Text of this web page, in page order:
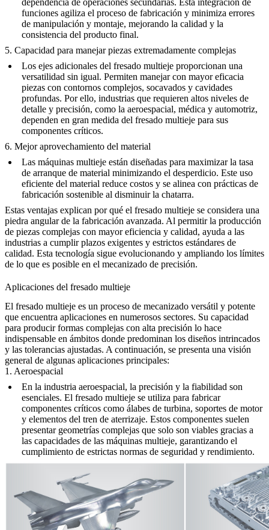
dependencia de operaciones secundarias. Esta integración de
funciones agiliza el proceso de fabricación y minimiza errores
de manipulación y montaje, mejorando la calidad y la
consistencia del producto final.
5. Capacidad para manejar piezas extremadamente complejas
Los ejes adicionales del fresado multieje proporcionan una
versatilidad sin igual. Permiten manejar con mayor eficacia
piezas con contornos complejos, socavados y cavidades
profundas. Por ello, industrias que requieren altos niveles de
detalle y precisión, como la aeroespacial, médica y automotriz,
dependen en gran medida del fresado multieje para sus
componentes críticos.
6. Mejor aprovechamiento del material
Las máquinas multieje están diseñadas para maximizar la tasa
de arranque de material minimizando el desperdicio. Este uso
eficiente del material reduce costos y se alinea con prácticas de
fabricación sostenible al disminuir la chatarra.
Estas ventajas explican por qué el fresado multieje se considera una
piedra angular de la fabricación avanzada. Al permitir la producción
de piezas complejas con mayor eficiencia y calidad, ayuda a las
industrias a cumplir plazos exigentes y estrictos estándares de
calidad. Esta tecnología sigue evolucionando y ampliando los límites
de lo que es posible en el mecanizado de precisión.
Aplicaciones del fresado multieje
El fresado multieje es un proceso de mecanizado versátil y potente
que encuentra aplicaciones en numerosos sectores. Su capacidad
para producir formas complejas con alta precisión lo hace
indispensable en ámbitos donde predominan los diseños intrincados
y las tolerancias ajustadas. A continuación, se presenta una visión
general de algunas aplicaciones principales:
1. Aeroespacial
En la industria aeroespacial, la precisión y la fiabilidad son
esenciales. El fresado multieje se utiliza para fabricar
componentes críticos como álabes de turbina, soportes de motor
y elementos del tren de aterrizaje. Estos componentes suelen
presentar geometrías complejas que solo son viables gracias a
las capacidades de las máquinas multieje, garantizando el
cumplimiento de estrictas normas de seguridad y rendimiento.